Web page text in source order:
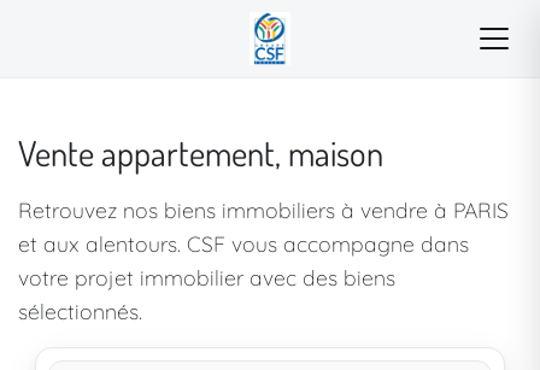
Vente appartement, maison
Retrouvez nos biens immobiliers à vendre à PARIS
et aux alentours. CSF vous accompagne dans
votre projet immobilier avec des biens
sélectionnés.